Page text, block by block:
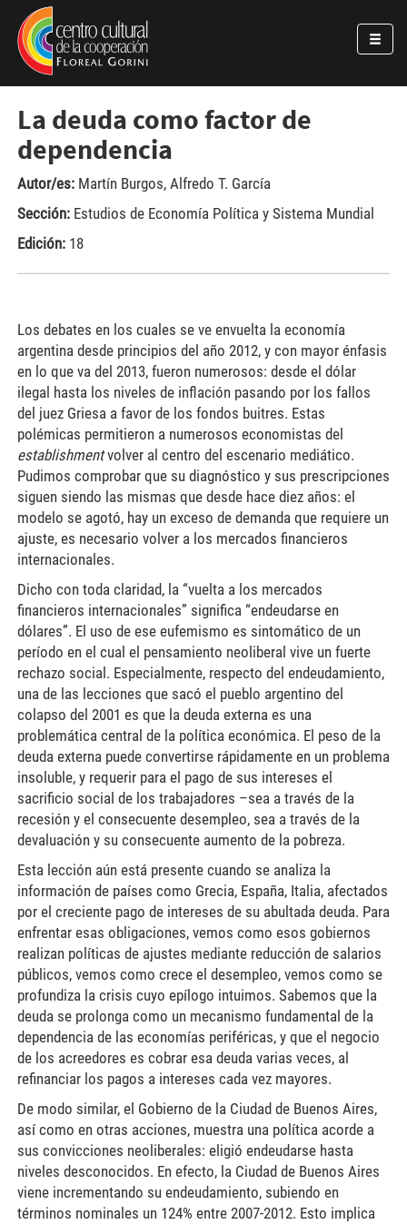
Pasar al contenido principal
Jump to main content
La deuda como factor de
dependencia
Autor/es: Martín Burgos, Alfredo T. García
Sección: Estudios de Economía Política y Sistema Mundial
Edición: 18
Los debates en los cuales se ve envuelta la economía
argentina desde principios del año 2012, y con mayor énfasis
en lo que va del 2013, fueron numerosos: desde el dólar
ilegal hasta los niveles de inflación pasando por los fallos
del juez Griesa a favor de los fondos buitres. Estas
polémicas permitieron a numerosos economistas del
establishmentvolver al centro del escenario mediático.
Pudimos comprobar que su diagnóstico y sus prescripciones
siguen siendo las mismas que desde hace diez años: el
modelo se agotó, hay un exceso de demanda que requiere un
ajuste, es necesario volver a los mercados financieros
internacionales.
Dicho con toda claridad, la “vuelta a los mercados
financieros internacionales” significa “endeudarse en
dólares”. El uso de ese eufemismo es sintomático de un
período en el cual el pensamiento neoliberal vive un fuerte
rechazo social. Especialmente, respecto del endeudamiento,
una de las lecciones que sacó el pueblo argentino del
colapso del 2001 es que la deuda externa es una
problemática central de la política económica. El peso de la
deuda externa puede convertirse rápidamente en un problema
insoluble, y requerir para el pago de sus intereses el
sacrificio social de los trabajadores –sea a través de la
recesión y el consecuente desempleo, sea a través de la
devaluación y su consecuente aumento de la pobreza.
Esta lección aún está presente cuando se analiza la
información de países como Grecia, España, Italia, afectados
por el creciente pago de intereses de su abultada deuda. Para
enfrentar esas obligaciones, vemos como esos gobiernos
realizan políticas de ajustes mediante reducción de salarios
públicos, vemos como crece el desempleo, vemos como se
profundiza la crisis cuyo epílogo intuimos. Sabemos que la
deuda se prolonga como un mecanismo fundamental de la
dependencia de las economías periféricas, y que el negocio
de los acreedores es cobrar esa deuda varias veces, al
refinanciar los pagos a intereses cada vez mayores.
De modo similar, el Gobierno de la Ciudad de Buenos Aires,
así como en otras acciones, muestra una política acorde a
sus convicciones neoliberales: eligió endeudarse hasta
niveles desconocidos. En efecto, la Ciudad de Buenos Aires
viene incrementando su endeudamiento, subiendo en
términos nominales un 124% entre 2007-2012. Esto implica